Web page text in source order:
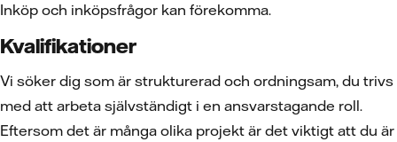
Inköp och inköpsfrågor kan förekomma.
Kvalifikationer
Vi söker dig som är strukturerad och ordningsam, du trivs
med att arbeta självständigt i en ansvarstagande roll.
Eftersom det är många olika projekt är det viktigt att du är